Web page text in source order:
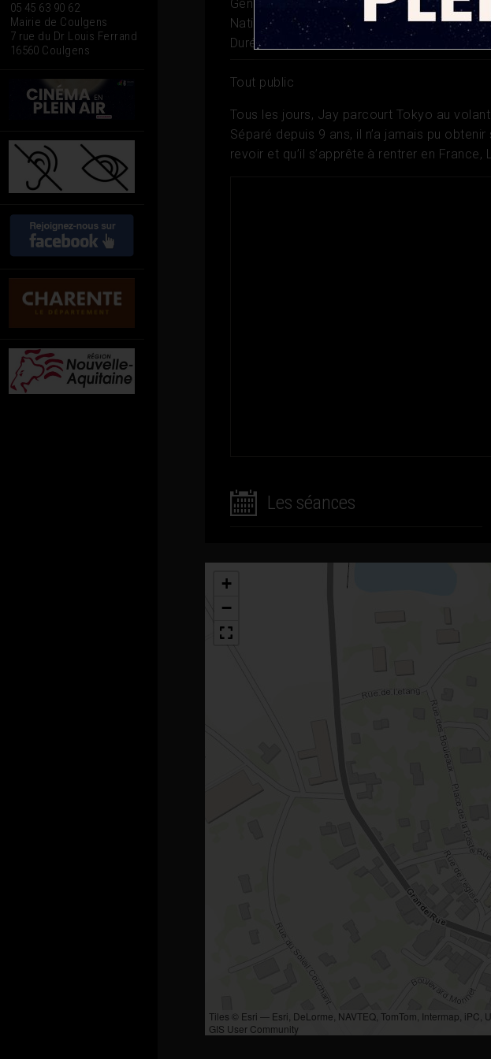
05 45 63 90 62
Mairie de Coulgens
7 rue du Dr Louis Ferrand
16560 Coulgens
Genre
Drame
NationalitéBelgique, France, Japon
Durée
Tout public
Tous les jours, Jay parcourt Tokyo au
Séparé depuis 9 ans, il n’a jamais pu
revoir et qu’il s’apprête à rentrer en France,
Les séances
+
−
Tiles © Esri — Esri, DeLorme, NAVTEQ, TomTom, Intermap, iPC,
GIS User Community